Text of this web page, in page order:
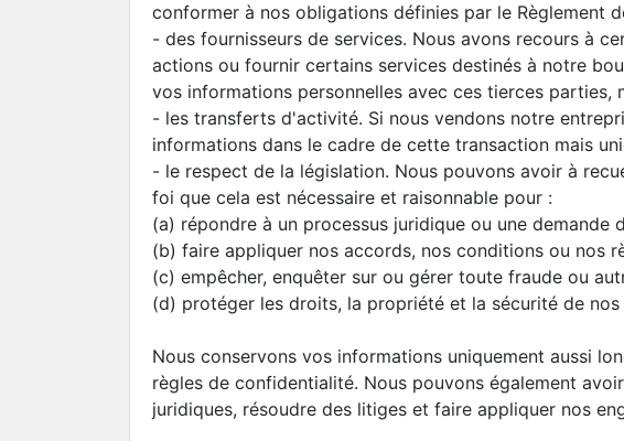
conformer à nos obligations définies par le Règlement
- des fournisseurs de services. Nous avons recours à
actions ou fournir certains services destinés à notre
vos informations personnelles avec ces tierces parties,
- les transferts d'activité. Si nous vendons notre
informations dans le cadre de cette transaction mais
- le respect de la législation. Nous pouvons avoir à
foi que cela est nécessaire et raisonnable pour :
(a) répondre à un processus juridique ou une demande
(b) faire appliquer nos accords, nos conditions ou nos
(c) empêcher, enquêter sur ou gérer toute fraude ou
(d) protéger les droits, la propriété et la sécurité de
Nous conservons vos informations uniquement aussi
règles de confidentialité. Nous pouvons également
juridiques, résoudre des litiges et faire appliquer nos